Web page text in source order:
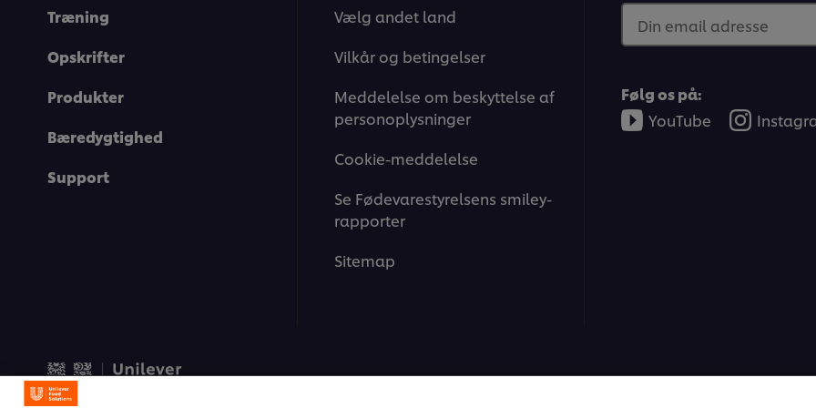
Træning
Opskrifter
Produkter
Bæredygtighed
Support
Vælg andet land
Vilkår og betingelser
Meddelelse om beskyttelse af
personoplysninger
Cookie-meddelelse
Se Fødevarestyrelsens smiley-
rapporter
Sitemap
Din email adresse
Følg os på:
YouTube